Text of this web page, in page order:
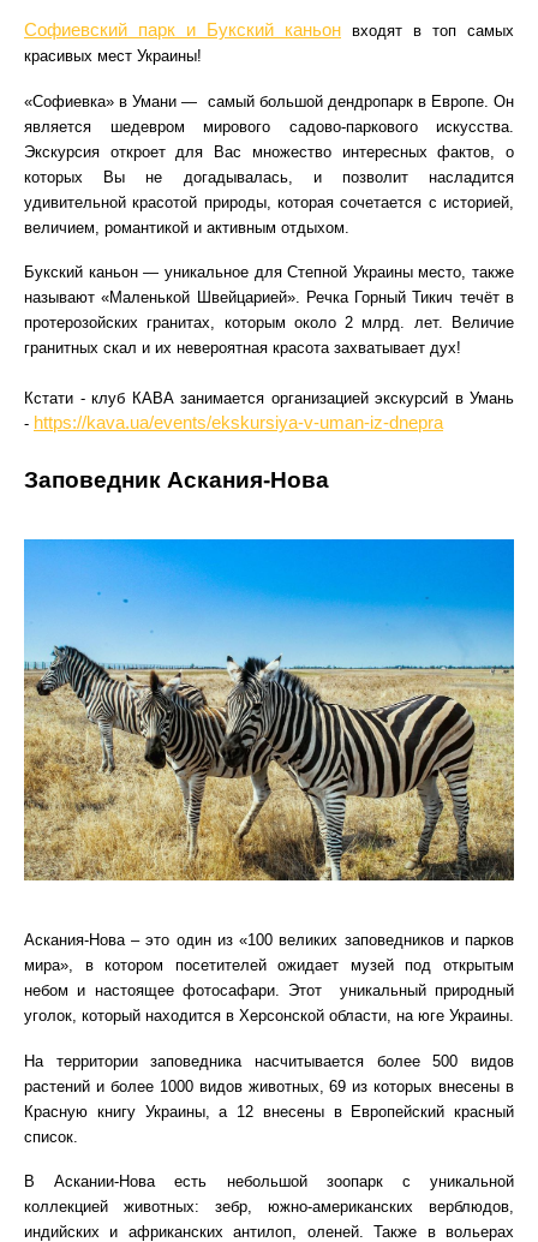
Софиевский парк и Букский каньон входят в топ самых
красивых мест Украины!
«Софиевка» в Умани — самый большой дендропарк в Европе. Он
является шедевром мирового садово-паркового искусства.
Экскурсия откроет для Вас множество интересных фактов, о
которых Вы не догадывалась, и позволит насладится
удивительной красотой природы, которая сочетается с историей,
величием, романтикой и активным отдыхом.
Букский каньон — уникальное для Степной Украины место, также
называют «Маленькой Швейцарией». Речка Горный Тикич течёт в
протерозойских гранитах, которым около 2 млрд. лет. Величие
гранитных скал и их невероятная красота захватывает дух!
Кстати - клуб КАВА занимается организацией экскурсий в Умань
- https://kava.ua/events/ekskursiya-v-uman-iz-dnepra
Заповедник Аскания-Нова
Аскания-Нова – это один из «100 великих заповедников и парков
мира», в котором посетителей ожидает музей под открытым
небом и настоящее фотосафари. Этот уникальный природный
уголок, который находится в Херсонской области, на юге Украины.
На территории заповедника насчитывается более 500 видов
растений и более 1000 видов животных, 69 из которых внесены в
Красную книгу Украины, а 12 внесены в Европейский красный
список.
В Аскании-Нова есть небольшой зоопарк с уникальной
коллекцией животных: зебр, южно-американских верблюдов,
индийских и африканских антилоп, оленей. Также в вольерах